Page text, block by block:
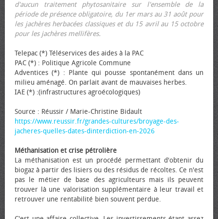
d'aucun traitement phytosanitaire sur l'ensemble de la
période de présence obligatoire, du 1er mars au 31 août pour
les jachères herbacées classiques et du 15 avril au 15 octobre
pour les jachères mellifères.
Telepac (*) Téléservices des aides à la PAC
PAC (*) : Politique Agricole Commune
Adventices (*) : Plante qui pousse spontanément dans un
milieu aménagé. On parlait avant de mauvaises herbes.
IAE (*) :(infrastructures agroécologiques)
Source : Réussir / Marie-Christine Bidault
https://www.reussir.fr/grandes-cultures/broyage-des-
jacheres-quelles-dates-dinterdiction-en-2026
Méthanisation et crise pétrolière
La méthanisation est un procédé permettant d'obtenir du
biogaz à partir des lisiers ou des résidus de récoltes. Ce n'est
pas le métier de base des agriculteurs mais ils peuvent
trouver là une valorisation supplémentaire à leur travail et
retrouver une rentabilité bien souvent perdue.